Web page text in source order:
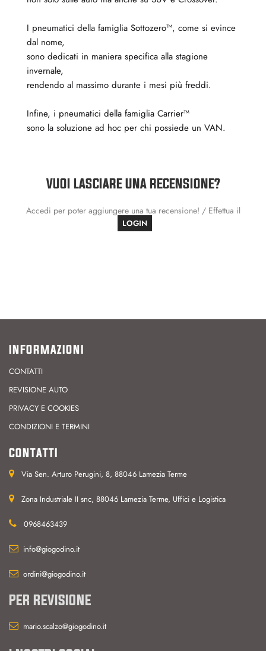
I pneumatici della famiglia Sottozero™, come si evince
dal nome,
sono dedicati in maniera specifica alla stagione
invernale,
rendendo al massimo durante i mesi più freddi.
Infine, i pneumatici della famiglia Carrier™
sono la soluzione ad hoc per chi possiede un VAN.
VUOI LASCIARE UNA RECENSIONE?
Accedi per poter aggiungere una tua recensione! / Effettua il
LOGIN
INFORMAZIONI
CONTATTI
REVISIONE AUTO
PRIVACY E COOKIES
CONDIZIONI E TERMINI
CONTATTI
Via Sen. Arturo Perugini, 8, 88046 Lamezia Terme
Zona Industriale II snc, 88046 Lamezia Terme, Uffici e Logistica
0968463439
info@giogodino.it
ordini@giogodino.it
PER REVISIONE
mario.scalzo@giogodino.it